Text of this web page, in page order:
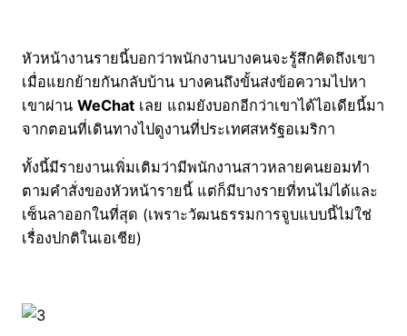
หัวหน้างานรายนี้บอกว่าพนักงานบางคนจะรู้สึกคิดถึงเขา
เมื่อแยกย้ายกันกลับบ้าน บางคนถึงขั้นส่งข้อความไปหา
เขาผ่าน WeChat เลย แถมยังบอกอีกว่าเขาได้ไอเดียนี้มา
จากตอนที่เดินทางไปดูงานที่ประเทศสหรัฐอเมริกา
ทั้งนี้มีรายงานเพิ่มเติมว่ามีพนักงานสาวหลายคนยอมทำ
ตามคำสั่งของหัวหน้ารายนี้ แต่ก็มีบางรายที่ทนไม่ได้และ
เซ็นลาออกในที่สุด (เพราะวัฒนธรรมการจูบแบบนี้ไม่ใช่
เรื่องปกติในเอเชีย)